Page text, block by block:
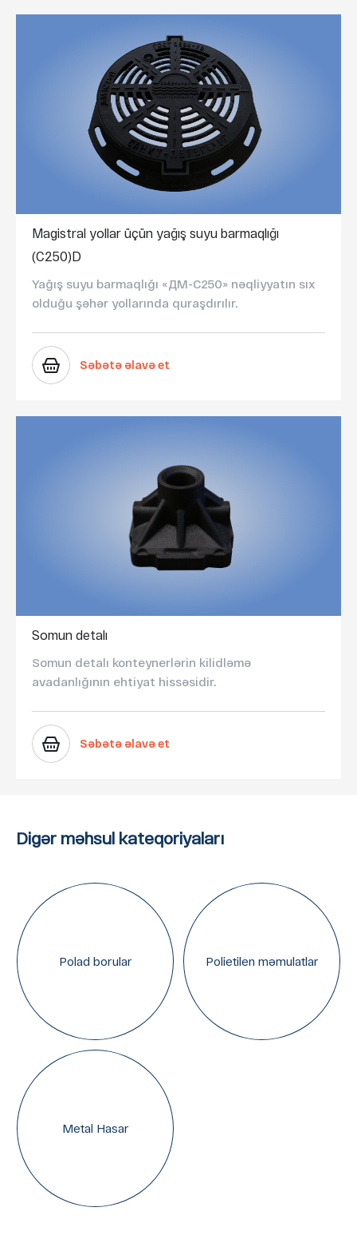
Magistral yollar üçün yağış suyu barmaqlığı
(С250)D
Yağış suyu barmaqlığı «ДМ-С250» nəqliyyatın sıx
olduğu şəhər yollarında quraşdırılır.
Səbətə əlavə et
Somun detalı
Somun detalı konteynerlərin kilidləmə
avadanlığının ehtiyat hissəsidir.
Səbətə əlavə et
Digər məhsul kateqoriyaları
Polad borular Polietilen məmulatlar
Metal Hasar